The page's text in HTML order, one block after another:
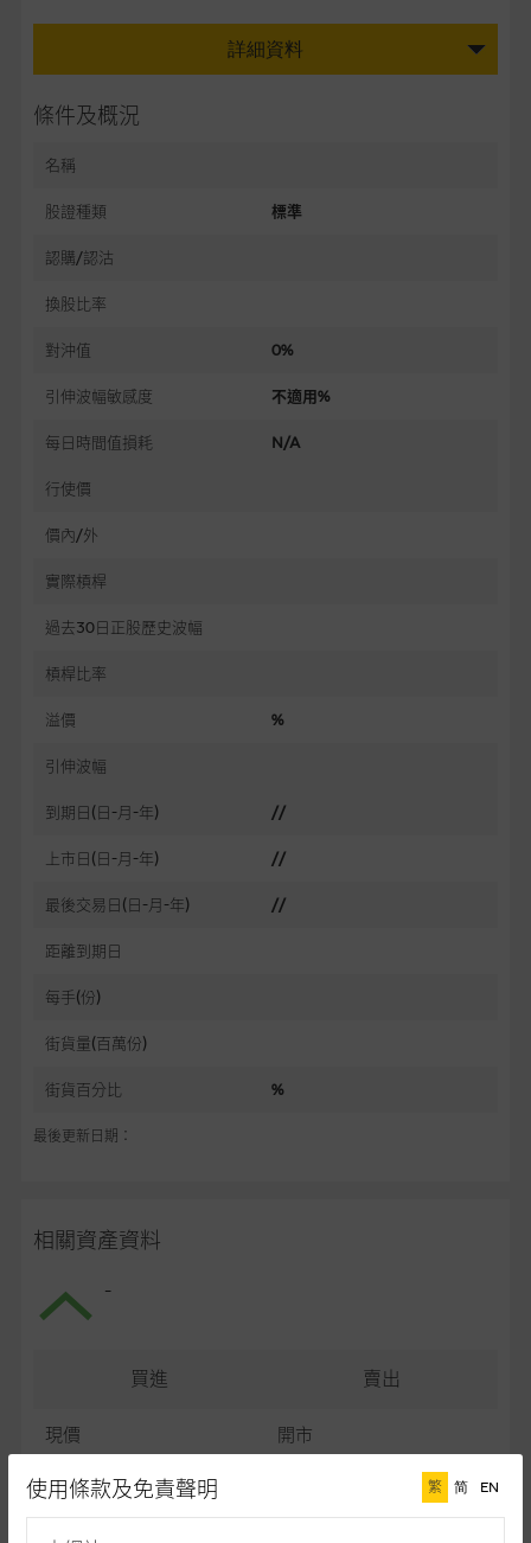
詳細資料
條件及概況
名稱
股證種類 標準
認購/認沽
換股比率
對沖值 0%
引伸波幅敏感度 不適用%
每日時間值損耗 N/A
行使價
價內/外
實際槓桿
過去30日正股歷史波幅
槓桿比率
溢價 %
引伸波幅
到期日(日-月-年) //
上市日(日-月-年) //
最後交易日(日-月-年) //
距離到期日
每手(份)
街貨量(百萬份)
街貨百分比 %
最後更新日期：
相關資產資料
-
買進 賣出
現價 開市
最高
使用條款及免責聲明 繁 简 EN